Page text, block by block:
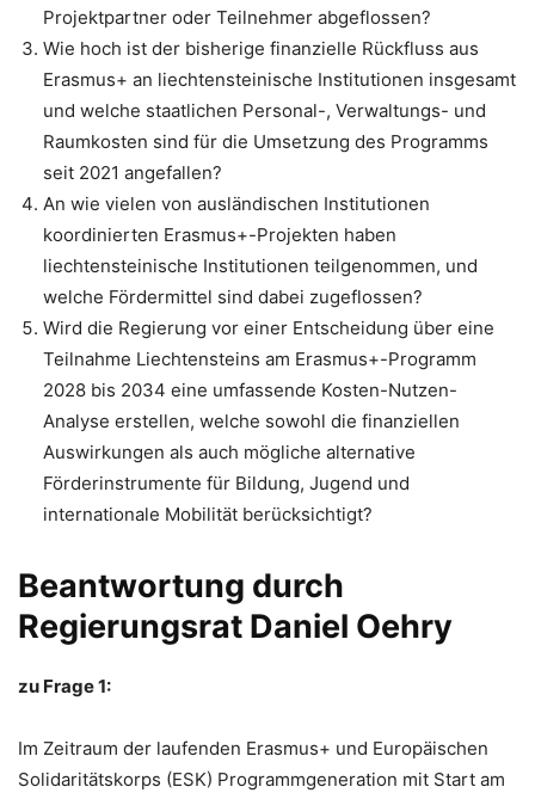
Projektpartner oder Teilnehmer abgeflossen?
Wie hoch ist der bisherige finanzielle Rückfluss aus
Erasmus+ an liechtensteinische Institutionen insgesamt
und welche staatlichen Personal-, Verwaltungs- und
Raumkosten sind für die Umsetzung des Programms
seit 2021 angefallen?
An wie vielen von ausländischen Institutionen
koordinierten Erasmus+-Projekten haben
liechtensteinische Institutionen teilgenommen, und
welche Fördermittel sind dabei zugeflossen?
Wird die Regierung vor einer Entscheidung über eine
Teilnahme Liechtensteins am Erasmus+-Programm
2028 bis 2034 eine umfassende Kosten-Nutzen-
Analyse erstellen, welche sowohl die finanziellen
Auswirkungen als auch mögliche alternative
Förderinstrumente für Bildung, Jugend und
internationale Mobilität berücksichtigt?
Beantwortung durch
Regierungsrat Daniel Oehry
zu Frage 1:
Im Zeitraum der laufenden Erasmus+ und Europäischen
Solidaritätskorps (ESK) Programmgeneration mit Start am